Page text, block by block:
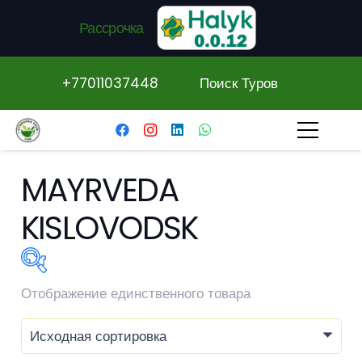
Рассрочка
+77011037448 Поиск Туров
MAYRVEDA
KISLOVODSK
В продаже(0)
Отображение единственного товара